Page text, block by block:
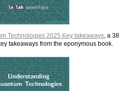
Technologies 2025 Key takeaways, a 38
takeaways from the eponymous book.